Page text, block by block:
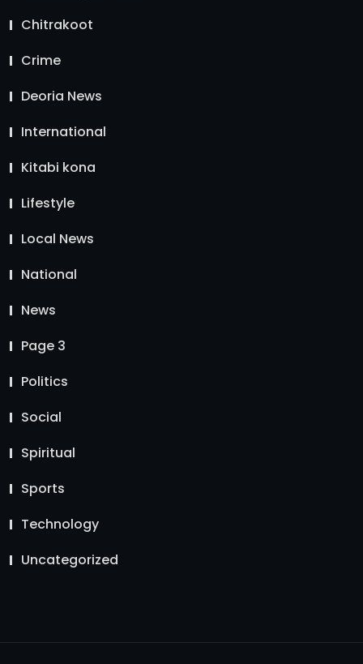
Chitrakoot
Crime
Deoria News
International
Kitabi kona
Lifestyle
Local News
National
News
Page 3
Politics
Social
Spiritual
Sports
Technology
Uncategorized